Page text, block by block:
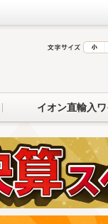
イオン直輸入